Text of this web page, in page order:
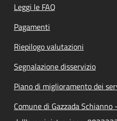
Leggi le FAQ
Pagamenti
Riepilogo valutazioni
Segnalazione disservizio
Piano di miglioramento dei
Comune di Gazzada